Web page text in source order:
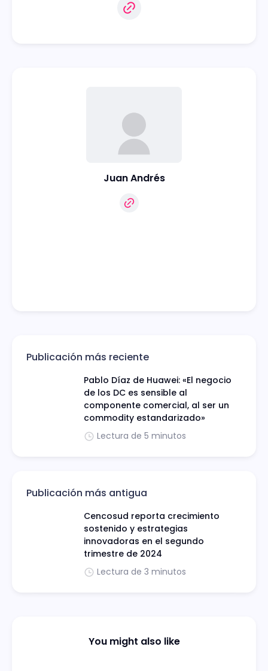
Juan Andrés
Publicación más reciente
Pablo Díaz de Huawei: «El negocio
de los DC es sensible al
componente comercial, al ser un
commodity estandarizado»
Lectura de 5 minutos
Publicación más antigua
Cencosud reporta crecimiento
sostenido y estrategias
innovadoras en el segundo
trimestre de 2024
Lectura de 3 minutos
You might also like